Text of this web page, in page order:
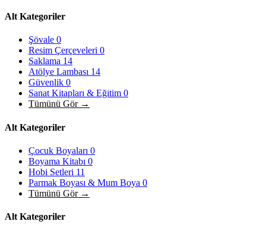
Alt Kategoriler
Şövale 0
Resim Çerçeveleri 0
Saklama 14
Atölye Lambası 14
Güvenlik 0
Sanat Kitapları & Eğitim 0
Tümünü Gör →
Alt Kategoriler
Çocuk Boyaları 0
Boyama Kitabı 0
Hobi Setleri 11
Parmak Boyası & Mum Boya 0
Tümünü Gör →
Alt Kategoriler